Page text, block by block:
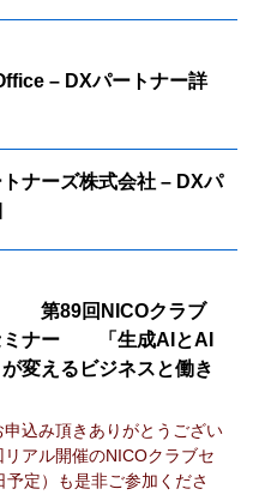
– DXパートナー詳
ナーズ株式会社 – DXパ
第89回NICOクラブ
ミナー 「生成AIとAI
変えるビジネスと働き
申込み頂きありがとうござい
アル開催のNICOクラブセ
予定）も是非ご参加くださ